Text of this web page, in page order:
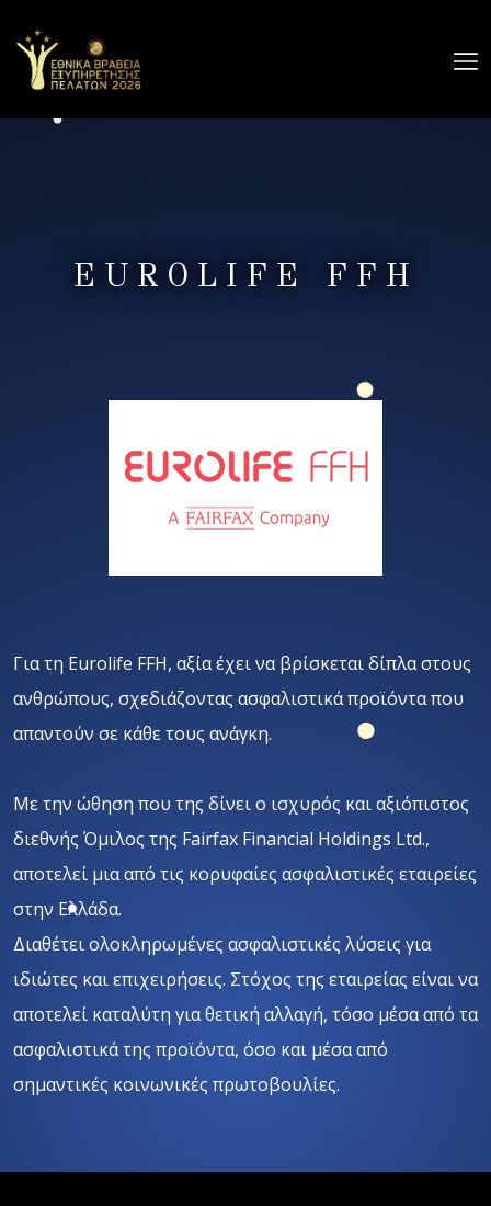
ΔΙΑΓΩΝΙΣΜΟΣ
ΔΗΛΩΣΗ ΣΥΜΜΕΤΟΧΗΣ
EUROLIFE FFH
Για τη Eurolife FFH, αξία έχει να βρίσκεται δίπλα στους
ανθρώπους, σχεδιάζοντας ασφαλιστικά προϊόντα που
απαντούν σε κάθε τους ανάγκη.
Με την ώθηση που της δίνει ο ισχυρός και αξιόπιστος
διεθνής Όμιλος της Fairfax Financial Holdings Ltd.,
αποτελεί μια από τις κορυφαίες ασφαλιστικές εταιρείες
στην Ελλάδα.
Διαθέτει ολοκληρωμένες ασφαλιστικές λύσεις για
ιδιώτες και επιχειρήσεις. Στόχος της εταιρείας είναι να
αποτελεί καταλύτη για θετική αλλαγή, τόσο μέσα από τα
ασφαλιστικά της προϊόντα, όσο και μέσα από
σημαντικές κοινωνικές πρωτοβουλίες.